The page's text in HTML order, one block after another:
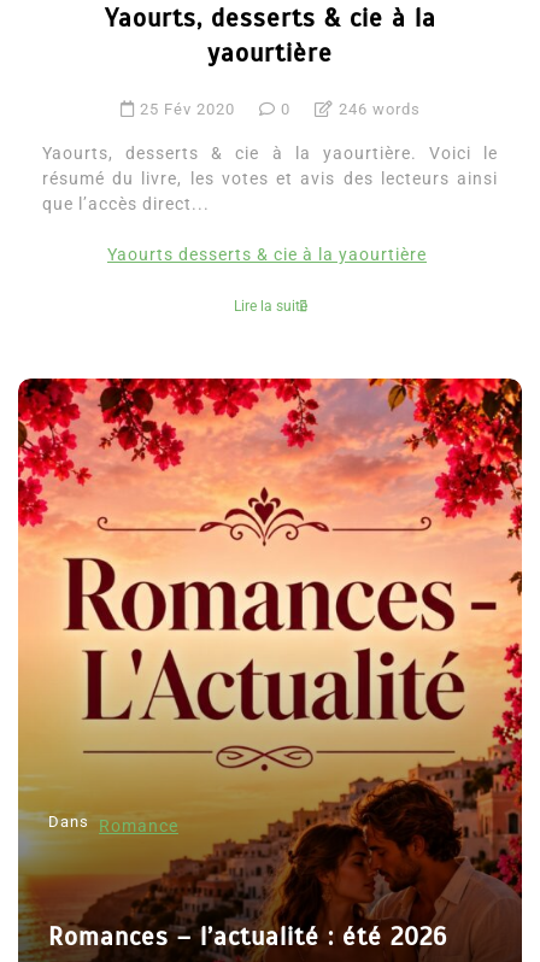
Yaourts, desserts & cie à la
yaourtière
25 Fév 2020 0 246 words
Yaourts, desserts & cie à la yaourtière. Voici le
résumé du livre, les votes et avis des lecteurs ainsi
que l’accès direct...
Yaourts desserts & cie à la yaourtière
Lire la suite
Dans Romance
Romances – l’actualité : été 2026